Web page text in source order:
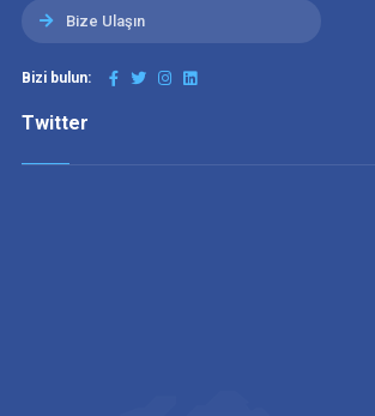
Bize Ulaşın
Bizi bulun:
Twitter